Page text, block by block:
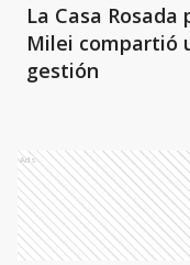
La Casa
Milei compartió
gestión
Ads